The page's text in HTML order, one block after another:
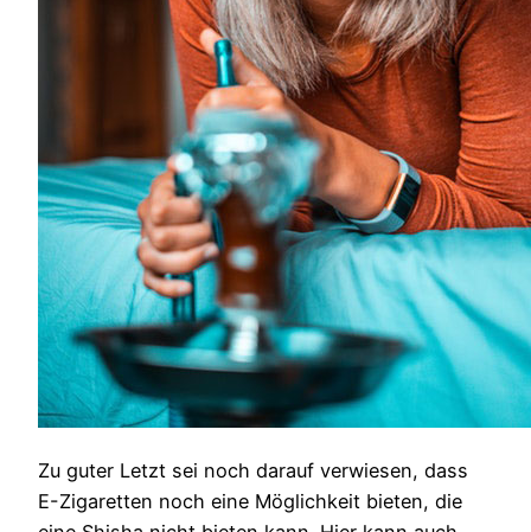
Zu guter Letzt sei noch darauf verwiesen, dass
E-Zigaretten noch eine Möglichkeit bieten, die